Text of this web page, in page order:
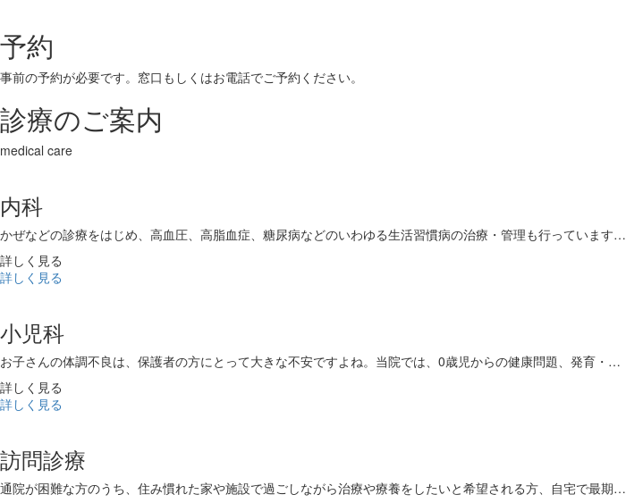
予約
事前の予約が必要です。窓口もしくはお電話でご予約ください。
診療のご案内
medical care
内科
かぜなどの診療をはじめ、高血圧、高脂血症、糖尿病などのいわゆる生活習慣病の治療・管理も行っています…
詳しく見る
詳しく見る
小児科
お子さんの体調不良は、保護者の方にとって大きな不安ですよね。当院では、0歳児からの健康問題、発育・…
詳しく見る
詳しく見る
訪問診療
通院が困難な方のうち、住み慣れた家や施設で過ごしながら治療や療養をしたいと希望される方、自宅で最期…